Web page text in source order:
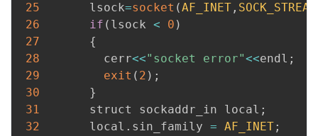
25
       lsock
=socket (AF_INET , SOCK_STREAM
26
if ( lsock < 0 )
27
{
28
         cerr
<<"socket error"<<endl ;
29
exit ( 2 ) ;
30
}
31
       struct sockaddr_in local
;
32
       local
. sin_family = AF_INET;